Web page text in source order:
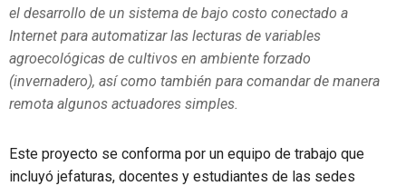
el desarrollo de un sistema de bajo costo conectado a
Internet para automatizar las lecturas de variables
agroecológicas de cultivos en ambiente forzado
(invernadero), así como también para comandar de manera
remota algunos actuadores simples.
Este proyecto se conforma por un equipo de trabajo que
incluyó jefaturas, docentes y estudiantes de las sedes